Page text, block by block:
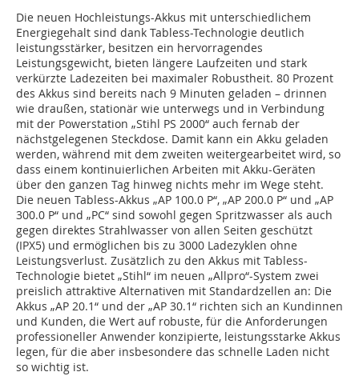
Die neuen Hochleistungs-Akkus mit unterschiedlichem
Energiegehalt sind dank Tabless-Technologie deutlich
leistungsstärker, besitzen ein hervorragendes
Leistungsgewicht, bieten längere Laufzeiten und stark
verkürzte Ladezeiten bei maximaler Robustheit. 80 Prozent
des Akkus sind bereits nach 9 Minuten geladen – drinnen
wie draußen, stationär wie unterwegs und in Verbindung
mit der Powerstation „Stihl PS 2000“ auch fernab der
nächstgelegenen Steckdose. Damit kann ein Akku geladen
werden, während mit dem zweiten weitergearbeitet wird, so
dass einem kontinuierlichen Arbeiten mit Akku-Geräten
über den ganzen Tag hinweg nichts mehr im Wege steht.
Die neuen Tabless-Akkus „AP 100.0 P“, „AP 200.0 P“ und „AP
300.0 P“ und „PC“ sind sowohl gegen Spritzwasser als auch
gegen direktes Strahlwasser von allen Seiten geschützt
(IPX5) und ermöglichen bis zu 3000 Ladezyklen ohne
Leistungsverlust. Zusätzlich zu den Akkus mit Tabless-
Technologie bietet „Stihl“ im neuen „Allpro“-System zwei
preislich attraktive Alternativen mit Standardzellen an: Die
Akkus „AP 20.1“ und der „AP 30.1“ richten sich an Kundinnen
und Kunden, die Wert auf robuste, für die Anforderungen
professioneller Anwender konzipierte, leistungsstarke Akkus
legen, für die aber insbesondere das schnelle Laden nicht
so wichtig ist.